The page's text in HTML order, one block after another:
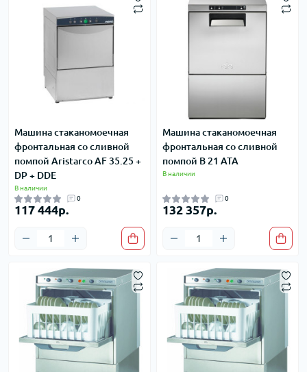
Машина стаканомоечная
фронтальная со сливной
помпой Aristarco AF 35.25 +
DP + DDE
В наличии
0
117 444р.
Машина стаканомоечная
фронтальная со сливной
помпой B 21 ATA
В наличии
0
132 357р.